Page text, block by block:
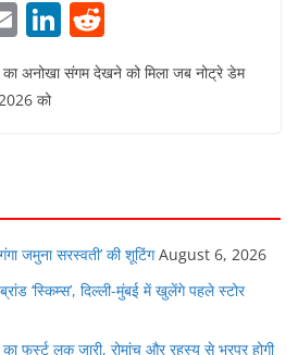
E
m
ai
Li
n
k
e
d
का अनोखा संगम देखने को मिला जब नोट्रे डेम
को
जमुना सरस्वती’ की शूटिंग August 6, 2026
‘स्किम्स’, दिल्ली-मुंबई में खुलेंगे पहले स्टोर
का फर्स्ट लुक जारी, रोमांच और रहस्य से भरपूर होगी